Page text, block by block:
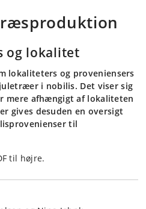
og lokalitet
lokaliteters og proveniensers
i nobilis. Det viser sig
mere afhængigt af lokaliteten
gives desuden en oversigt
til
til højre.